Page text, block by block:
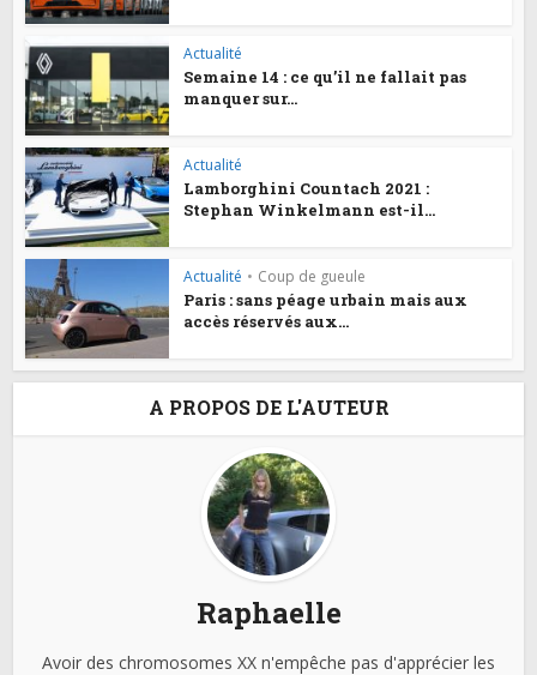
Actualité
Semaine 14 : ce qu’il ne fallait pas
manquer sur...
Actualité
Lamborghini Countach 2021 :
Stephan Winkelmann est-il...
Actualité • Coup de gueule
Paris : sans péage urbain mais aux
accès réservés aux...
A PROPOS DE L'AUTEUR
Raphaelle
Avoir des chromosomes XX n'empêche pas d'apprécier les